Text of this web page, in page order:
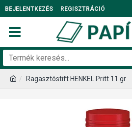
BEJELENTKEZÉS REGISZTRÁCIÓ
Ragasztóstift HENKEL Pritt 11 gr